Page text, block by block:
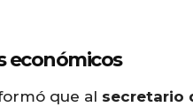
económicos
que al secretario